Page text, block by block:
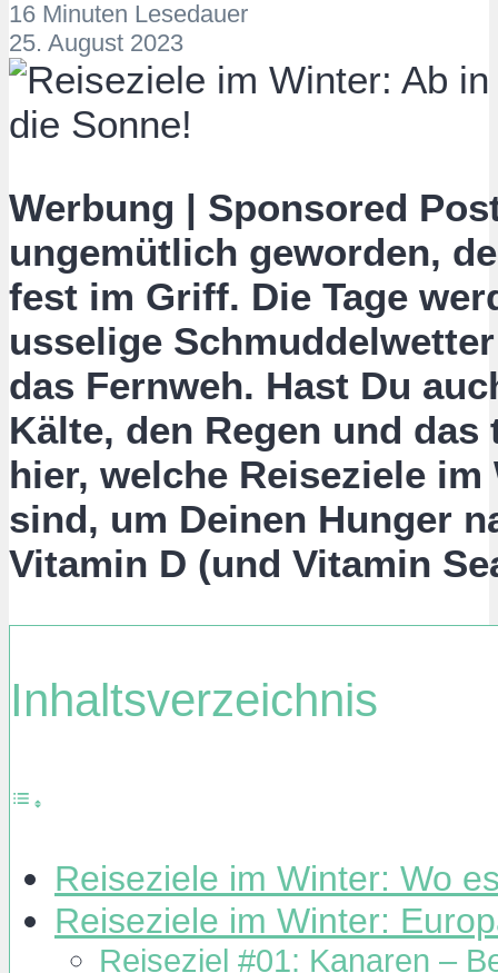
16 Minuten Lesedauer
25. August 2023
Werbung | Sponsored
ungemütlich geworden,
fest im Griff. Die Tage
usselige
das Fernweh. Hast Du
Kälte, den Regen und
hier, welche Reiseziele
sind, um Deinen Hunger
Vitamin D (und Vitamin
Inhaltsverzeichnis
Reiseziele im Winter: Wo
Reiseziele im Winter:
Reiseziel #01: Kanaren –